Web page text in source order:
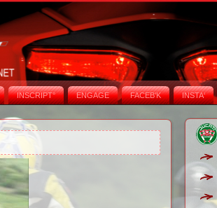
INSCRIPT° ENGAGE FACEB'K INSTA‘